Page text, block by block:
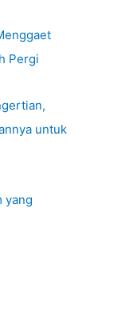
Pergi
untuk
yang